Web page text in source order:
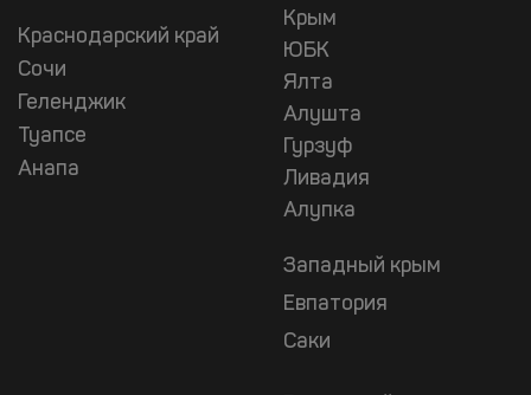
Краснодарский край
Сочи
Геленджик
Туапсе
Анапа
Крым
ЮБК
Ялта
Алушта
Гурзуф
Ливадия
Алупка
Западный крым
Евпатория
Саки